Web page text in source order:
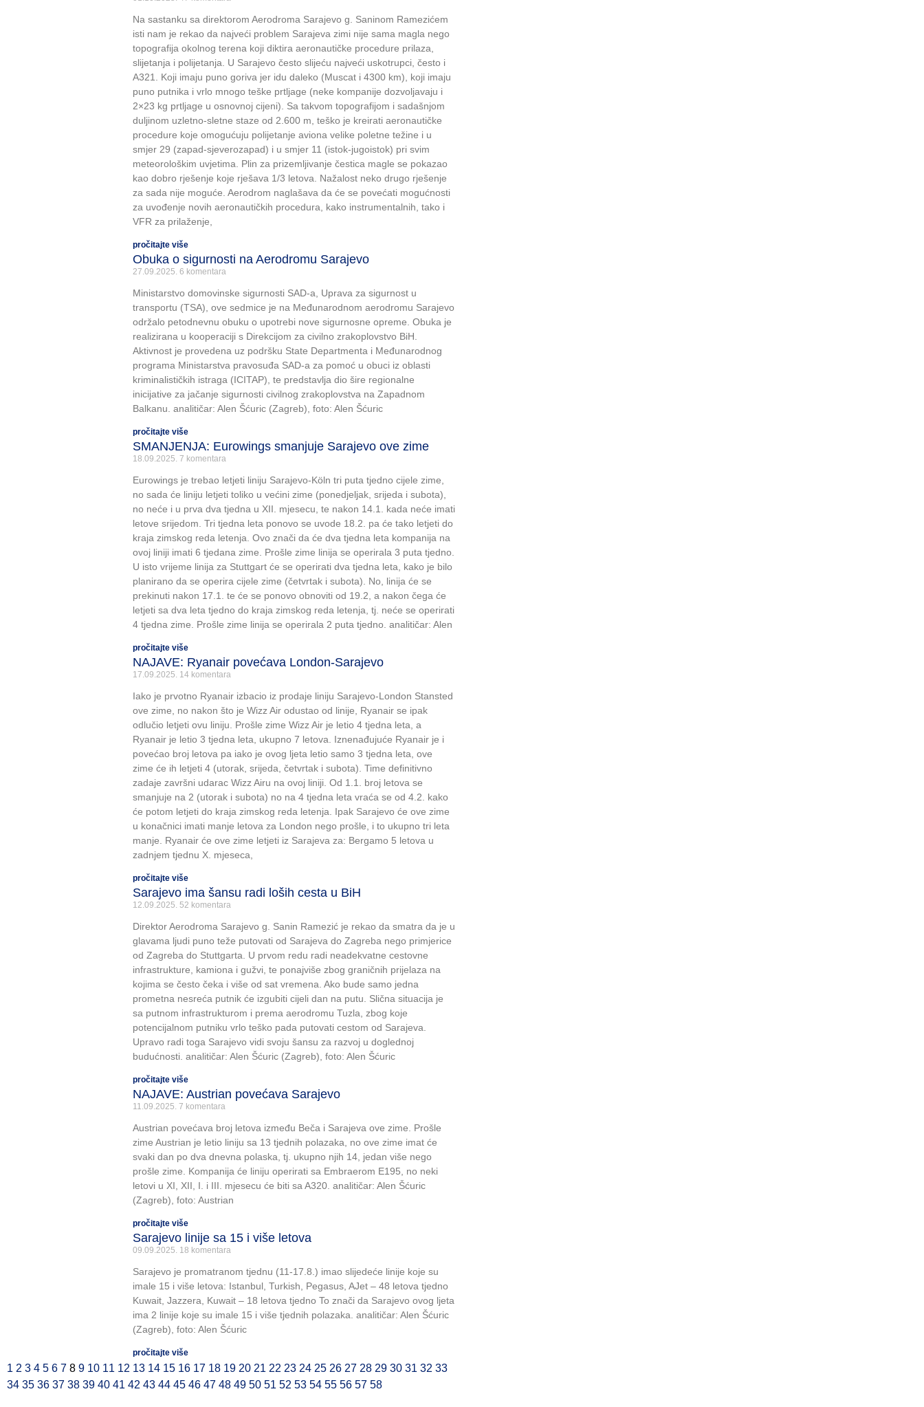
Na sastanku sa direktorom Aerodroma Sarajevo g. Saninom Ramezićem
isti nam je rekao da najveći problem Sarajeva zimi nije sama magla nego
topografija okolnog terena koji diktira aeronautičke procedure prilaza,
slijetanja i polijetanja. U Sarajevo često slijeću najveći uskotrupci, često i
A321. Koji imaju puno goriva jer idu daleko (Muscat i 4300 km), koji imaju
puno putnika i vrlo mnogo teške prtljage (neke kompanije dozvoljavaju i
2×23 kg prtljage u osnovnoj cijeni). Sa takvom topografijom i sadašnjom
duljinom uzletno-sletne staze od 2.600 m, teško je kreirati aeronautičke
procedure koje omogućuju polijetanje aviona velike poletne težine i u
smjer 29 (zapad-sjeverozapad) i u smjer 11 (istok-jugoistok) pri svim
meteorološkim uvjetima. Plin za prizemljivanje čestica magle se pokazao
kao dobro rješenje koje rješava 1/3 letova. Nažalost neko drugo rješenje
za sada nije moguće. Aerodrom naglašava da će se povećati mogućnosti
za uvođenje novih aeronautičkih procedura, kako instrumentalnih, tako i
VFR za prilaženje,
pročitajte više
Obuka o sigurnosti na Aerodromu Sarajevo
27.09.2025. 6 komentara
Ministarstvo domovinske sigurnosti SAD-a, Uprava za sigurnost u
transportu (TSA), ove sedmice je na Međunarodnom aerodromu Sarajevo
održalo petodnevnu obuku o upotrebi nove sigurnosne opreme. Obuka je
realizirana u kooperaciji s Direkcijom za civilno zrakoplovstvo BiH.
Aktivnost je provedena uz podršku State Departmenta i Međunarodnog
programa Ministarstva pravosuđa SAD-a za pomoć u obuci iz oblasti
kriminalističkih istraga (ICITAP), te predstavlja dio šire regionalne
inicijative za jačanje sigurnosti civilnog zrakoplovstva na Zapadnom
Balkanu. analitičar: Alen Šćuric (Zagreb), foto: Alen Šćuric
pročitajte više
SMANJENJA: Eurowings smanjuje Sarajevo ove zime
18.09.2025. 7 komentara
Eurowings je trebao letjeti liniju Sarajevo-Köln tri puta tjedno cijele zime,
no sada će liniju letjeti toliko u većini zime (ponedjeljak, srijeda i subota),
no neće i u prva dva tjedna u XII. mjesecu, te nakon 14.1. kada neće imati
letove srijedom. Tri tjedna leta ponovo se uvode 18.2. pa će tako letjeti do
kraja zimskog reda letenja. Ovo znači da će dva tjedna leta kompanija na
ovoj liniji imati 6 tjedana zime. Prošle zime linija se operirala 3 puta tjedno.
U isto vrijeme linija za Stuttgart će se operirati dva tjedna leta, kako je bilo
planirano da se operira cijele zime (četvrtak i subota). No, linija će se
prekinuti nakon 17.1. te će se ponovo obnoviti od 19.2, a nakon čega će
letjeti sa dva leta tjedno do kraja zimskog reda letenja, tj. neće se operirati
4 tjedna zime. Prošle zime linija se operirala 2 puta tjedno. analitičar: Alen
pročitajte više
NAJAVE: Ryanair povećava London-Sarajevo
17.09.2025. 14 komentara
Iako je prvotno Ryanair izbacio iz prodaje liniju Sarajevo-London Stansted
ove zime, no nakon što je Wizz Air odustao od linije, Ryanair se ipak
odlučio letjeti ovu liniju. Prošle zime Wizz Air je letio 4 tjedna leta, a
Ryanair je letio 3 tjedna leta, ukupno 7 letova. Iznenađujuće Ryanair je i
povećao broj letova pa iako je ovog ljeta letio samo 3 tjedna leta, ove
zime će ih letjeti 4 (utorak, srijeda, četvrtak i subota). Time definitivno
zadaje završni udarac Wizz Airu na ovoj liniji. Od 1.1. broj letova se
smanjuje na 2 (utorak i subota) no na 4 tjedna leta vraća se od 4.2. kako
će potom letjeti do kraja zimskog reda letenja. Ipak Sarajevo će ove zime
u konačnici imati manje letova za London nego prošle, i to ukupno tri leta
manje. Ryanair će ove zime letjeti iz Sarajeva za: Bergamo 5 letova u
zadnjem tjednu X. mjeseca,
pročitajte više
Sarajevo ima šansu radi loših cesta u BiH
12.09.2025. 52 komentara
Direktor Aerodroma Sarajevo g. Sanin Ramezić je rekao da smatra da je u
glavama ljudi puno teže putovati od Sarajeva do Zagreba nego primjerice
od Zagreba do Stuttgarta. U prvom redu radi neadekvatne cestovne
infrastrukture, kamiona i gužvi, te ponajviše zbog graničnih prijelaza na
kojima se često čeka i više od sat vremena. Ako bude samo jedna
prometna nesreća putnik će izgubiti cijeli dan na putu. Slična situacija je
sa putnom infrastrukturom i prema aerodromu Tuzla, zbog koje
potencijalnom putniku vrlo teško pada putovati cestom od Sarajeva.
Upravo radi toga Sarajevo vidi svoju šansu za razvoj u doglednoj
budućnosti. analitičar: Alen Šćuric (Zagreb), foto: Alen Šćuric
pročitajte više
NAJAVE: Austrian povećava Sarajevo
11.09.2025. 7 komentara
Austrian povećava broj letova između Beča i Sarajeva ove zime. Prošle
zime Austrian je letio liniju sa 13 tjednih polazaka, no ove zime imat će
svaki dan po dva dnevna polaska, tj. ukupno njih 14, jedan više nego
prošle zime. Kompanija će liniju operirati sa Embraerom E195, no neki
letovi u XI, XII, I. i III. mjesecu će biti sa A320. analitičar: Alen Šćuric
(Zagreb), foto: Austrian
pročitajte više
Sarajevo linije sa 15 i više letova
09.09.2025. 18 komentara
Sarajevo je promatranom tjednu (11-17.8.) imao slijedeće linije koje su
imale 15 i više letova: Istanbul, Turkish, Pegasus, AJet – 48 letova tjedno
Kuwait, Jazzera, Kuwait – 18 letova tjedno To znači da Sarajevo ovog ljeta
ima 2 linije koje su imale 15 i više tjednih polazaka. analitičar: Alen Šćuric
(Zagreb), foto: Alen Šćuric
pročitajte više
1 2 3 4 5 6 7 8 9 10 11 12 13 14 15 16 17 18 19 20 21 22 23 24 25 26 27 28 29 30 31 32 33
34 35 36 37 38 39 40 41 42 43 44 45 46 47 48 49 50 51 52 53 54 55 56 57 58